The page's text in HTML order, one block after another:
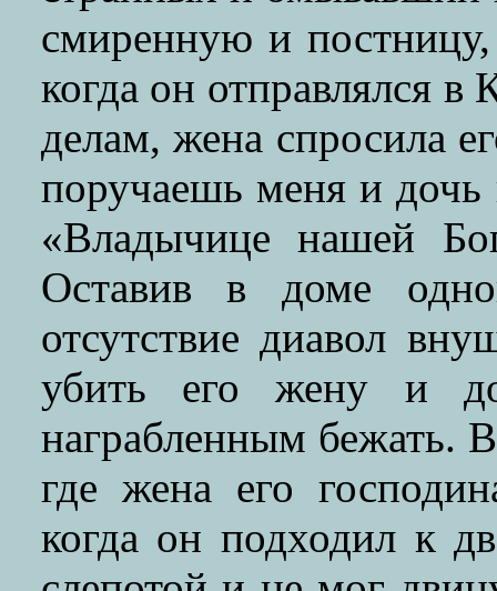
смиренную и
когда он отправлялся
делам, жена спросила
поручаешь меня и дочь
«Владычице нашей
Оставив в доме
отсутствие диавол
убить его жену и
награбленным бежать.
где жена его
когда он подходил к